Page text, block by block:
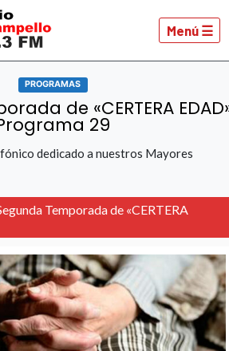
Menú ☰
PROGRAMAS
de «CERTERA
29
dedicado a nuestros Mayores
Temporada de «CERTERA